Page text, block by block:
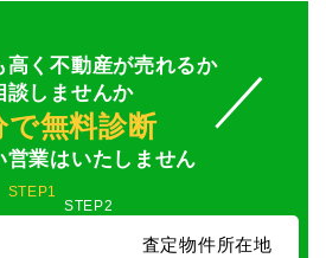
高く不動産が売れるか
談しませんか
で無料診断
営業はいたしません
STEP1
STEP2
査定物件所在地